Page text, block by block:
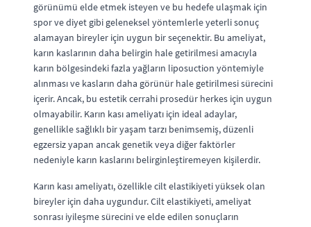
görünümü elde etmek isteyen ve bu hedefe ulaşmak için
spor ve diyet gibi geleneksel yöntemlerle yeterli sonuç
alamayan bireyler için uygun bir seçenektir. Bu ameliyat,
karın kaslarının daha belirgin hale getirilmesi amacıyla
karın bölgesindeki fazla yağların liposuction yöntemiyle
alınması ve kasların daha görünür hale getirilmesi sürecini
içerir. Ancak, bu estetik cerrahi prosedür herkes için uygun
olmayabilir. Karın kası ameliyatı için ideal adaylar,
genellikle sağlıklı bir yaşam tarzı benimsemiş, düzenli
egzersiz yapan ancak genetik veya diğer faktörler
nedeniyle karın kaslarını belirginleştiremeyen kişilerdir.
Karın kası ameliyatı, özellikle cilt elastikiyeti yüksek olan
bireyler için daha uygundur. Cilt elastikiyeti, ameliyat
sonrası iyileşme sürecini ve elde edilen sonuçların